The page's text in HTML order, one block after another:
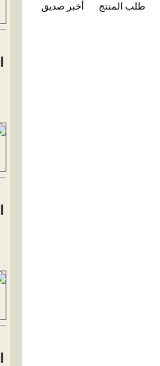
طلب المنتج أخبر صديق